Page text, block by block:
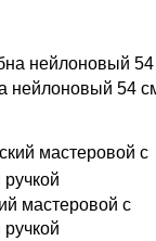
нейлоновый 54
мастеровой с